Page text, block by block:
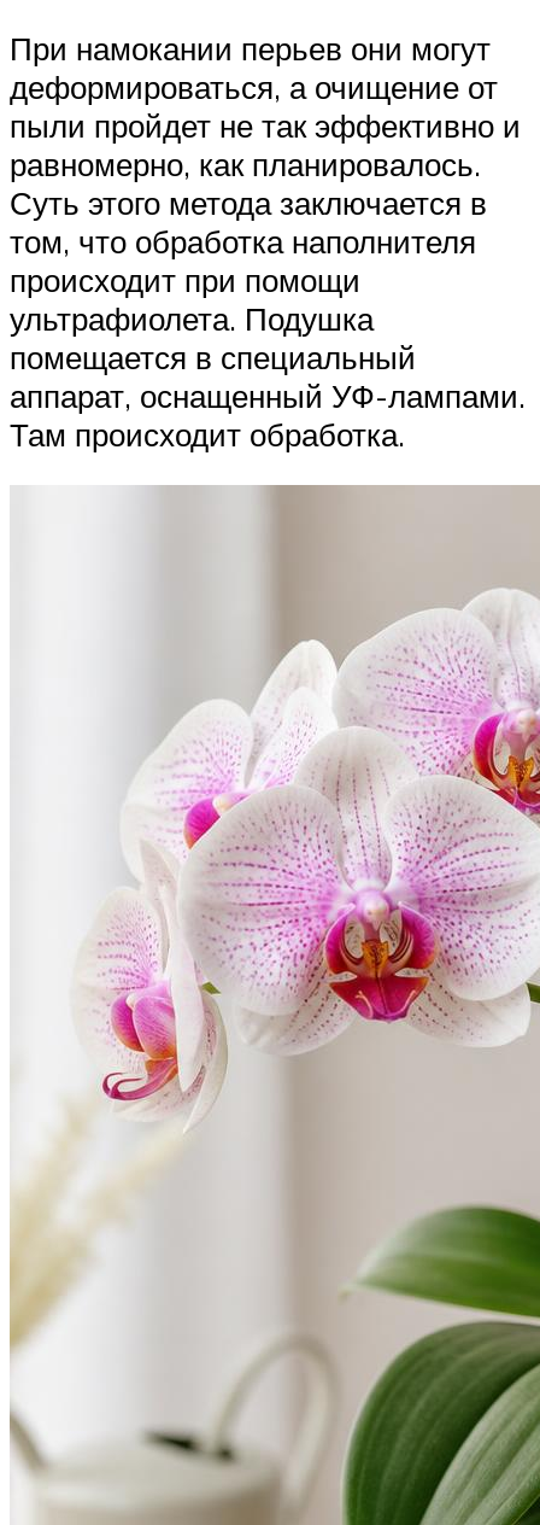
При намокании перьев они могут
деформироваться, а очищение от
пыли пройдет не так эффективно и
равномерно, как планировалось.
Суть этого метода заключается в
том, что обработка наполнителя
происходит при помощи
ультрафиолета. Подушка
помещается в специальный
аппарат, оснащенный УФ-лампами.
Там происходит обработка.